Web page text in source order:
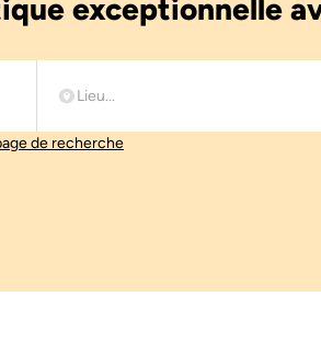
exceptionnelle
de recherche